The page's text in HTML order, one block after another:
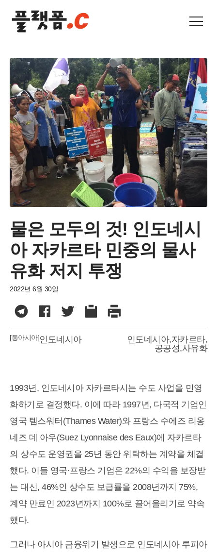
물은 모두의 것! 인도네시
아 자카르타 민중의 물사
유화 저지 투쟁
2022년 6월 30일
[동아시아]인도네시아 인도네시아,자카르타,
공공성,사유화
1993년, 인도네시아 자카르타시는 수도 사업을 민영
화하기로 결정했다. 이에 따라 1997년, 다국적 기업인
영국 템스워터(Thames Water)와 프랑스 수에즈 리옹
네즈 데 아우(Suez Lyonnaise des Eaux)에 자카르타
의 상수도 운영권을 25년 동안 위탁하는 계약을 체결
했다. 이들 영국·프랑스 기업은 22%의 수익을 보장받
는 대신, 46%인 상수도 보급률을 2008년까지 75%,
계약 만료인 2023년까지 100%로 끌어올리기로 약속
했다.
그러나 아시아 금융위기 발생으로 인도네시아 루피아